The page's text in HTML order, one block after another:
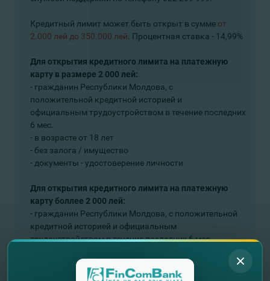
Кредитный лимит может быть открыт в сумме от
2.000 лей до 350.000 лей . Процентная ставка - 14,99%
Для открытия кредитного лимита на платежную
карту в размере 2 000 лей:
- гражданин Республики Молдова, с
положительной кредитной историей и
официальным трудоустройством в течение последних
6 мес.
- в возрасте от 18 лет
- без залога / имущество
- документы - удостоверение личности
Для открытия кредитного лимита на платежную
карту боллее 2 000 лей:
- гражданин Республики Молдова, с положительной
кредитной историей и официальным
трудоустройством в течение последних 6 мес.
кредитного договора - лимита от 2 000 до 350 000 лей
- без залога (в отдельных случаях может